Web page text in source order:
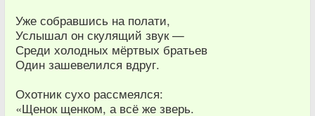
Уже собравшись на полати,
Услышал он скулящий звук —
Среди холодных мёртвых братьев
Один зашевелился вдруг.
Охотник сухо рассмеялся:
«Щенок щенком, а всё же зверь.